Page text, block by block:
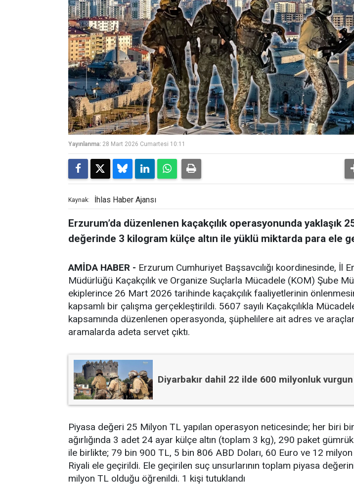
Yayınlanma: 28 Mart 2026 Cumartesi 10:11
Kaynak: İhlas Haber Ajansı
Erzurum’da düzenlenen kaçakçılık operasyonunda yaklaşık
değerinde 3 kilogram külçe altın ile yüklü miktarda para ele
AMİDA HABER - Erzurum Cumhuriyet Başsavcılığı koordinesinde, İl
Müdürlüğü Kaçakçılık ve Organize Suçlarla Mücadele (KOM) Şube
ekiplerince 26 Mart 2026 tarihinde kaçakçılık faaliyetlerinin
kapsamlı bir çalışma gerçekleştirildi. 5607 sayılı Kaçakçılıkla
kapsamında düzenlenen operasyonda, şüphelilere ait adres ve
aramalarda adeta servet çıktı.
Diyarbakır dahil 22 ilde 600 milyonluk vurgun
Piyasa değeri 25 Milyon TL yapılan operasyon neticesinde; her biri
ağırlığında 3 adet 24 ayar külçe altın (toplam 3 kg), 290 paket
ile birlikte; 79 bin 900 TL, 5 bin 806 ABD Doları, 60 Euro ve 12
Riyali ele geçirildi. Ele geçirilen suç unsurlarının toplam piyasa
milyon TL olduğu öğrenildi. 1 kişi tutuklandı